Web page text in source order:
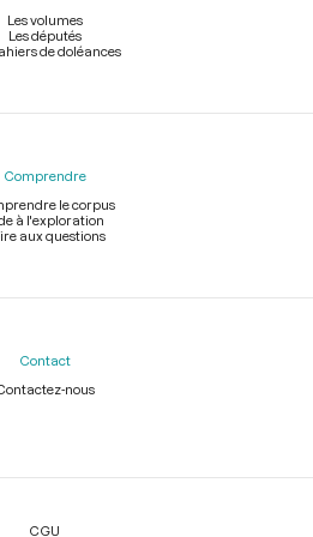
Les volumes
Les députés
de doléances
Comprendre
le corpus
à l'exploration
aux questions
Contact
nous
CGU